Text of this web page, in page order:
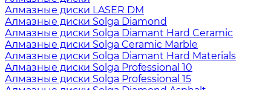
Алмазные диски LASER DM
Алмазные диски Solga Diamond
Алмазные диски Solga Diamant Hard Ceramic
Алмазные диски Solga Ceramic Marble
Алмазные диски Solga Diamant Hard Materials
Алмазные диски Solga Professional 10
Алмазные диски Solga Professional 15